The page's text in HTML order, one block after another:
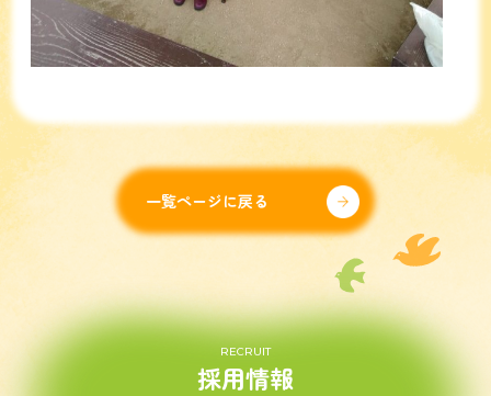
一覧ページに戻る
RECRUIT
採用情報